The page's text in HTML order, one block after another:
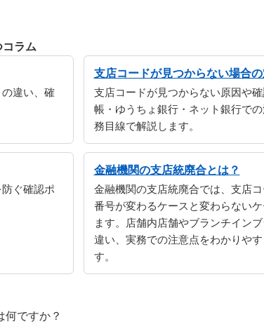
ラム
違い、確
支店コードが見つからない場合
支店コードが見つからない原因や
帳・ゆうちょ銀行・ネット銀行で
務目線で解説します。
ぐ確認ポ
金融機関の支店統廃合とは？
金融機関の支店統廃合では、支店
番号が変わるケースと変わらないケ
ます。店舗内店舗やブランチイン
違い、実務での注意点をわかりやす
す。
何ですか？